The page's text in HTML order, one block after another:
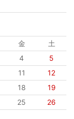
金
土
4
5
11
12
18
19
25
26